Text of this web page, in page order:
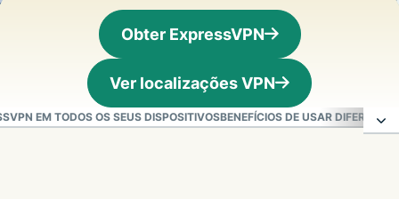
Obter ExpressVPN
Ver localizações VPN
EM TODOS OS SEUS DISPOSITIVOSBENEFÍCIOS DE USAR